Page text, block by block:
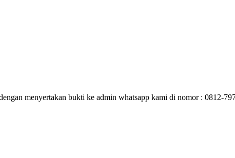
menyertakan bukti ke admin whatsapp kami di nomor : 0812-